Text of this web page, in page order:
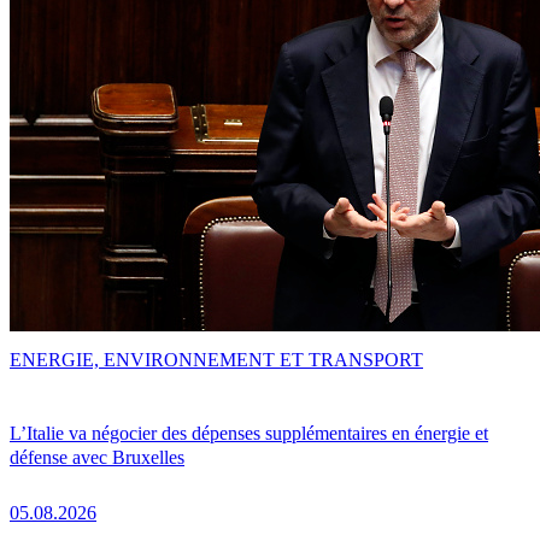
L’Italie va négocier des dépenses supplémentaires en énergie et
défense avec Bruxelles
05.08.2026
ENERGIE, ENVIRONNEMENT ET TRANSPORT